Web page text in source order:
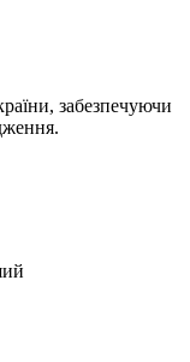
забезпечуючи